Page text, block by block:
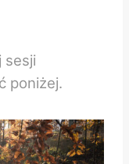
sesji
poniżej.